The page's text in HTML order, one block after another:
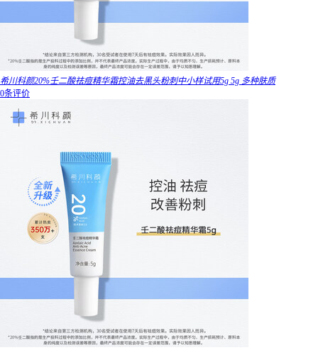
希川科颜20%壬二酸祛痘精华霜控油去黑头粉刺中小样试用5g 5g 多种肤质
0条评价